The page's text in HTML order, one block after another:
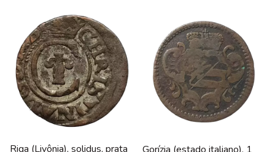
Riga (Livônia), solidus, prata